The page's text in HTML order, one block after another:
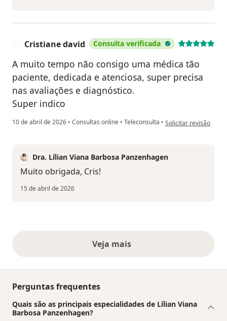
Cristiane david Consulta verificada
A muito tempo não consigo uma médica tão
paciente, dedicada e atenciosa, super precisa
nas avaliações e diagnóstico.
Super indico
10 de abril de 2026 • Consultas online • Teleconsulta • na opinião do
Solicitar revisão
Dra. Lílian Viana Barbosa Panzenhagen
Muito obrigada, Cris!
15 de abril de 2026
Veja maisopiniões acima
Perguntas frequentes
Quais são as principais especialidades de Lílian Viana
Barbosa Panzenhagen?